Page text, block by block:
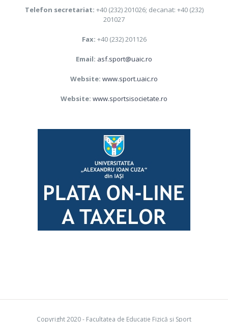
Telefon secretariat: +40 (232) 201026; decanat: +40 (232)
201027
Fax: +40 (232) 201126
Email: asf.sport@uaic.ro
Website: www.sport.uaic.ro
Website: www.sportsisocietate.ro
Copyright 2020 - Facultatea de Educație Fizică și Sport